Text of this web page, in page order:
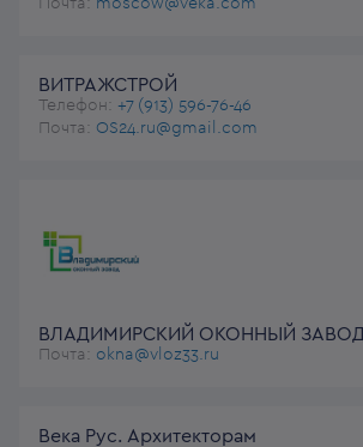
Почта: moscow@veka.com
ВИТРАЖСТРОЙ
Телефон: +7 (913) 596-76-46
Почта: OS24.ru@gmail.com
ВЛАДИМИРСКИЙ ОКОННЫЙ ЗАВОД
Почта: okna@vloz33.ru
Века Рус. Архитекторам